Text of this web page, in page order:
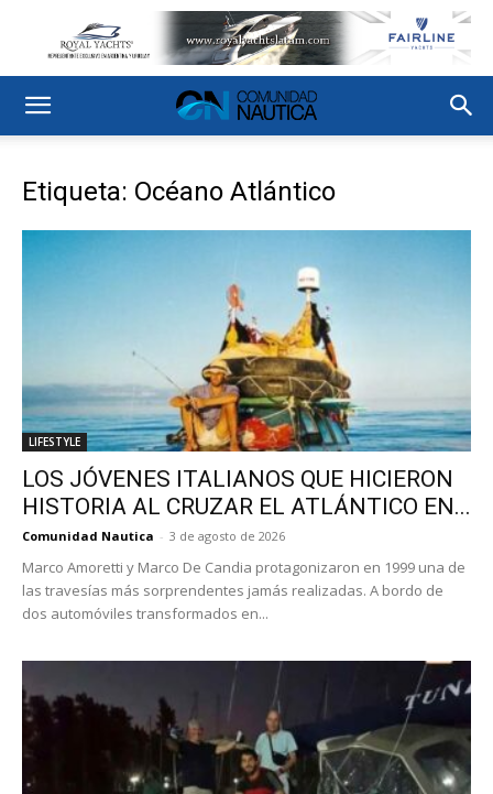
Etiqueta: Océano Atlántico
LIFESTYLE
LOS JÓVENES ITALIANOS QUE HICIERON
HISTORIA AL CRUZAR EL ATLÁNTICO EN...
Comunidad Nautica - 3 de agosto de 2026
Marco Amoretti y Marco De Candia protagonizaron en 1999 una de
las travesías más sorprendentes jamás realizadas. A bordo de
dos automóviles transformados en...